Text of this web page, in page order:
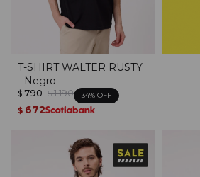
T-SHIRT WALTER RUSTY
- Negro
$ 790 $ 1.190 34
$ 672